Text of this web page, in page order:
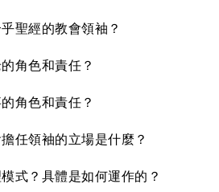
聖經的教會領袖？
角色和責任？
角色和責任？
任領袖的立場是什麼？
式？具體是如何運作的？